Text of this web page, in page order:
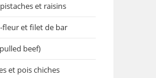
et raisins
fleur et filet de bar
beef)
et pois chiches